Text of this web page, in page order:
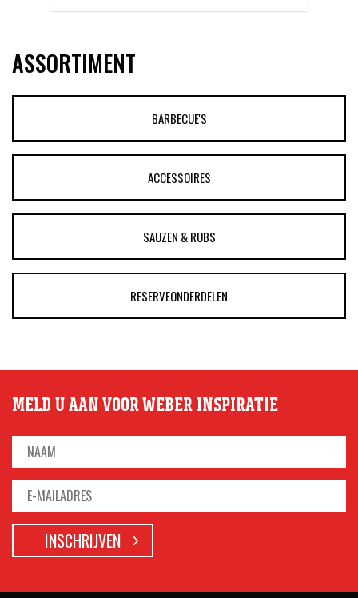
ASSORTIMENT
BARBECUE'S
ACCESSOIRES
SAUZEN & RUBS
RESERVEONDERDELEN
MELD U AAN VOOR WEBER INSPIRATIE